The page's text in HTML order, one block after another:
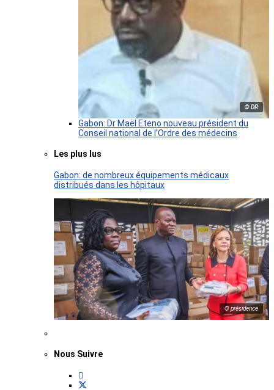
© DR
Gabon: Dr Maël Eteno nouveau président du
Conseil national de l’Ordre des médecins
Les plus lus
Gabon: de nombreux équipements médicaux
distribués dans les hôpitaux
© présidence
Nous Suivre